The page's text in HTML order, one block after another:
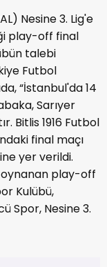
Nesine 3. Lig'e
play-off final
talebi
Futbol
“İstanbul'da 14
Sarıyer
Bitlis 1916 Futbol
final maçı
yer verildi.
oynanan play-off
Kulübü,
Spor, Nesine 3.